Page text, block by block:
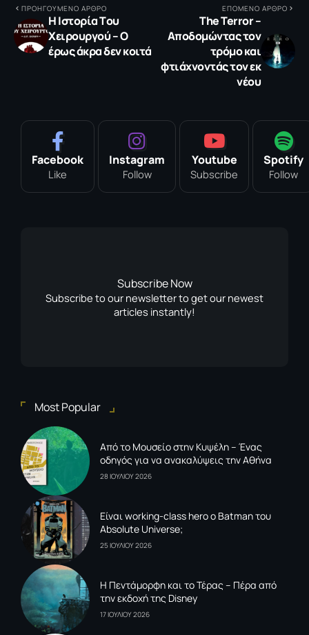
ΠΡΟΗΓΟΥΜΕΝΟ ΑΡΘΡΟ
Η Iστορία Tου
Xειρουργού – Ο
έρως άκρα δεν κοιτά
ΕΠΟΜΕΝΟ ΑΡΘΡΟ
The Terror –
Αποδομώντας τον
τρόμο και
φτιάχνοντάς τον εκ
νέου
Facebook
Like
Instagram
Follow
Youtube
Subscribe
Spotify
Follow
Subscribe Now
Subscribe to our newsletter to get our newest
articles instantly!
Most Popular
Από το Μουσείο στην Κυψέλη – Ένας
οδηγός για να ανακαλύψεις την Αθήνα
28 ΙΟΥΛΙΟΥ 2026
Είναι working-class hero ο Batman του
Absolute Universe;
25 ΙΟΥΛΙΟΥ 2026
Η Πεντάμορφη και το Τέρας – Πέρα από
την εκδοχή της Disney
17 ΙΟΥΛΙΟΥ 2026